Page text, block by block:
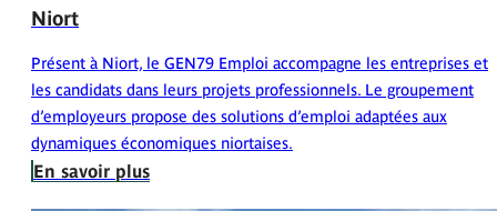
Niort
Présent à Niort, le GEN79 Emploi accompagne les entreprises et
les candidats dans leurs projets professionnels. Le groupement
d’employeurs propose des solutions d’emploi adaptées aux
dynamiques économiques niortaises.
En savoir plus